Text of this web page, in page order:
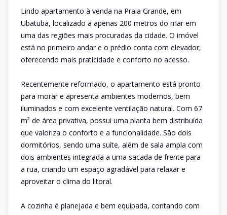
Lindo apartamento à venda na Praia Grande, em
Ubatuba, localizado a apenas 200 metros do mar em
uma das regiões mais procuradas da cidade. O imóvel
está no primeiro andar e o prédio conta com elevador,
oferecendo mais praticidade e conforto no acesso.
Recentemente reformado, o apartamento está pronto
para morar e apresenta ambientes modernos, bem
iluminados e com excelente ventilação natural. Com 67
m² de área privativa, possui uma planta bem distribuída
que valoriza o conforto e a funcionalidade. São dois
dormitórios, sendo uma suíte, além de sala ampla com
dois ambientes integrada a uma sacada de frente para
a rua, criando um espaço agradável para relaxar e
aproveitar o clima do litoral.
A cozinha é planejada e bem equipada, contando com